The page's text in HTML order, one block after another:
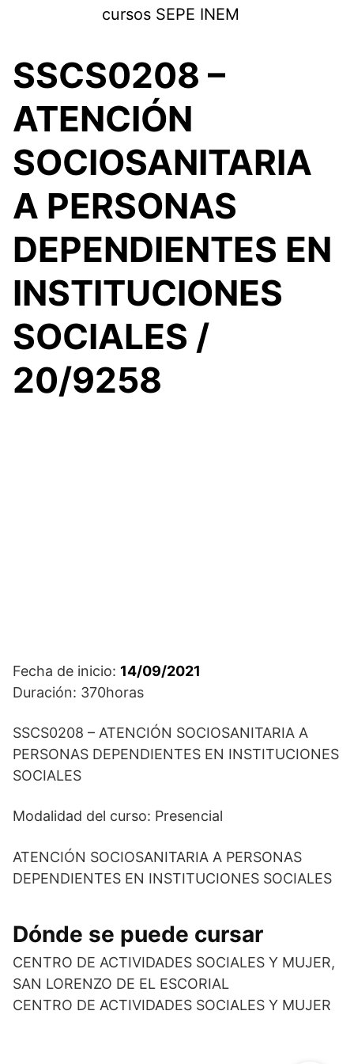
cursos SEPE INEM
SSCS0208 –
ATENCIÓN
SOCIOSANITARIA
A PERSONAS
DEPENDIENTES EN
INSTITUCIONES
SOCIALES /
20/9258
Fecha de inicio: 14/09/2021
Duración: 370horas
SSCS0208 – ATENCIÓN SOCIOSANITARIA A
PERSONAS DEPENDIENTES EN INSTITUCIONES
SOCIALES
Modalidad del curso: Presencial
ATENCIÓN SOCIOSANITARIA A PERSONAS
DEPENDIENTES EN INSTITUCIONES SOCIALES
Dónde se puede cursar
CENTRO DE ACTIVIDADES SOCIALES Y MUJER,
SAN LORENZO DE EL ESCORIAL
CENTRO DE ACTIVIDADES SOCIALES Y MUJER